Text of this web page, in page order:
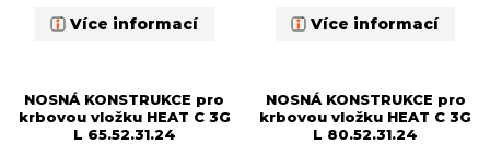
Více informací Více informací
NOSNÁ KONSTRUKCE pro
krbovou vložku HEAT C 3G
L 65.52.31.24
NOSNÁ KONSTRUKCE pro
krbovou vložku HEAT C 3G
L 80.52.31.24